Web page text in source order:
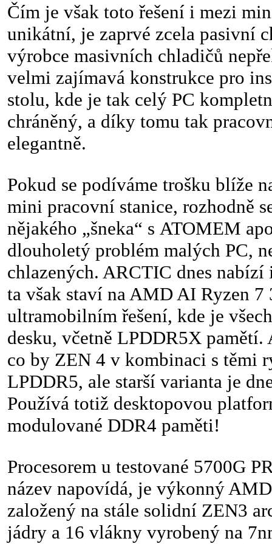
Čím je však toto řešení i mezi
unikátní, je zaprvé zcela pasivní
výrobce masivních chladičů
velmi zajímavá konstrukce pro
stolu, kde je tak celý PC
chráněný, a díky tomu tak
elegantně.
Pokud se podíváme trošku blíže
mini pracovní stanice, rozhodně
nějakého „šneka“ s ATOMEM
dlouholetý problém malých PC,
chlazených. ARCTIC dnes nabízí
ta však staví na AMD AI Ryzen
ultramobilním řešení, kde je
desku, včetně LPDDR5X
co by ZEN 4 v kombinaci s těmi
LPDDR5, ale starší varianta je
Používá totiž desktopovou
modulované DDR4 paměti!
Procesorem u testované 5700G
název napovídá, je výkonný
založený na stále solidní ZEN3
jádry a 16 vlákny vyrobený na